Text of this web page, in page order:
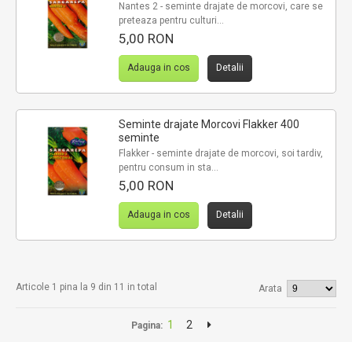
Nantes 2 - seminte drajate de morcovi, care se
preteaza pentru culturi...
5,00 RON
Adauga in cos Detalii
Seminte drajate Morcovi Flakker 400
seminte
Flakker - seminte drajate de morcovi, soi tardiv,
pentru consum in sta...
5,00 RON
Adauga in cos Detalii
Articole 1 pina la 9 din 11 in total Arata
Pagina: 1 2